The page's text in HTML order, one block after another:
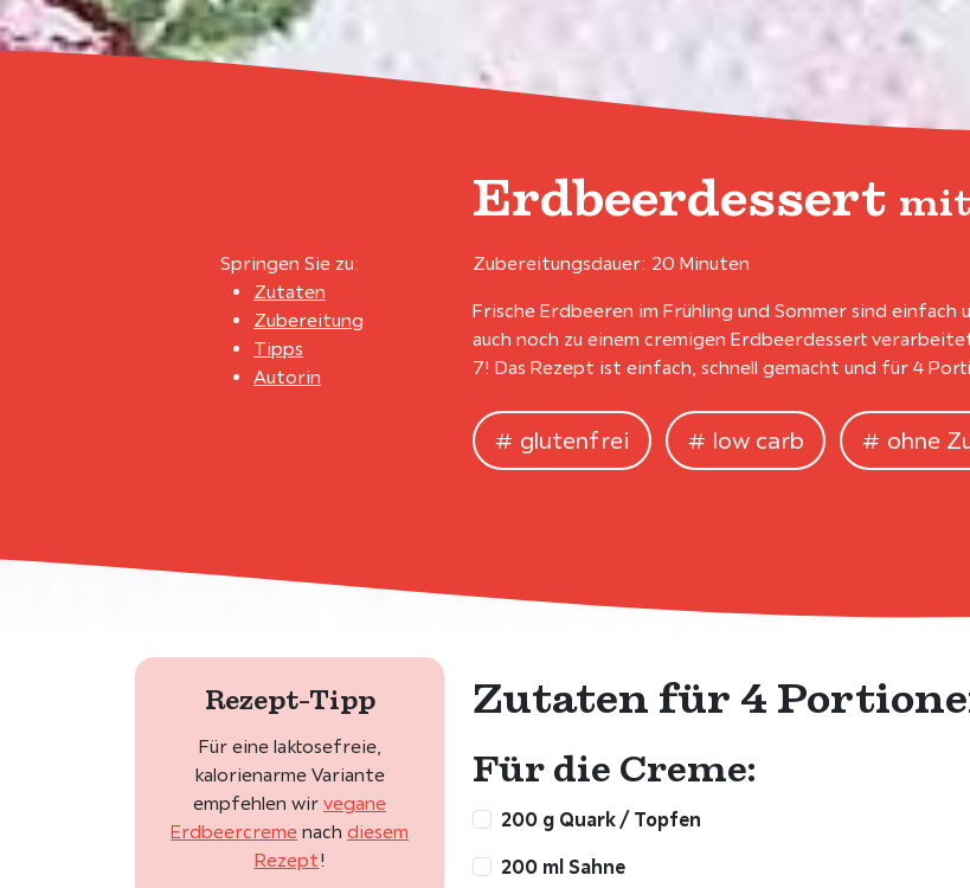
Erdbeerdessert
Springen Sie zu:
Zutaten
Zubereitung
Tipps
Autorin
Zubereitungsdauer: 20 Minuten
Frische Erdbeeren im Frühling und Sommer sind einfach
auch noch zu einem cremigen Erdbeerdessert
7! Das Rezept ist einfach, schnell gemacht und für 4
glutenfrei low carb ohne
Zutaten für 4
Für die Creme:
200 g Quark / Topfen
200 ml Sahne
Rezept-Tipp
Für eine laktosefreie,
kalorienarme Variante
empfehlen wir vegane
Erdbeercreme nach diesem
Rezept!